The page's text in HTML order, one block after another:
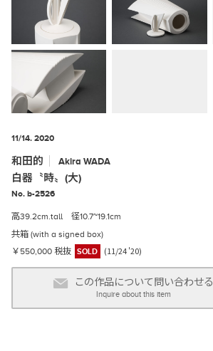
11/14. 2020
和田的 Akira WADA
白器〝時〟(大)
No. b-2526
高39.2cm.tall 径10.7~19.1cm
共箱 (with a signed box)
￥550,000 税抜
SOLD (11/24 '20)
この作品について問い合わせる
Inquire about this item